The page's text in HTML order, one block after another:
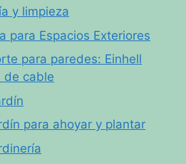
y limpieza
para Espacios Exteriores
para paredes: Einhell
de cable
para ahoyar y plantar